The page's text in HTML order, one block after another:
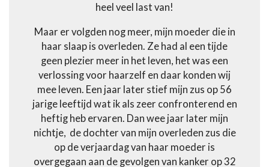
heel veel last van!
Maar er volgden nog meer, mijn moeder die in
haar slaap is overleden. Ze had al een tijde
geen plezier meer in het leven, het was een
verlossing voor haarzelf en daar konden wij
mee leven. Een jaar later stief mijn zus op 56
jarige leeftijd wat ik als zeer confronterend en
heftig heb ervaren. Dan wee jaar later mijn
nichtje, de dochter van mijn overleden zus die
op de verjaardag van haar moeder is
overgegaan aan de gevolgen van kanker op 32